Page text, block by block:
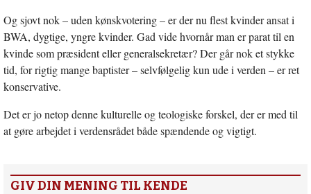
Og sjovt nok – uden kønskvotering – er der nu flest kvinder ansat i
BWA, dygtige, yngre kvinder. Gad vide hvornår man er parat til en
kvinde som præsident eller generalsekretær? Der går nok et stykke
tid, for rigtig mange baptister – selvfølgelig kun ude i verden – er ret
konservative.
Det er jo netop denne kulturelle og teologiske forskel, der er med til
at gøre arbejdet i verdensrådet både spændende og vigtigt.
GIV DIN MENING TIL KENDE